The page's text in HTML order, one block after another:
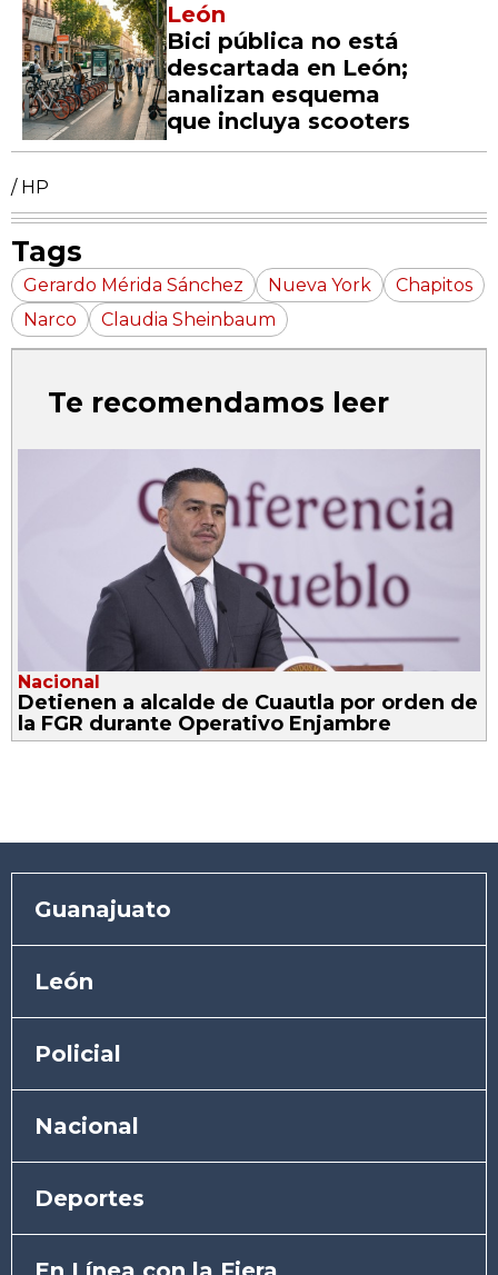
León
Bici pública no está
descartada en León;
analizan esquema
que incluya scooters
/ HP
Tags
Gerardo Mérida Sánchez Nueva York
Chapitos
Narco
Claudia Sheinbaum
Te recomendamos leer
Nacional
Detienen a alcalde de Cuautla por orden de
la FGR durante Operativo Enjambre
Guanajuato
León
Policial
Nacional
Deportes